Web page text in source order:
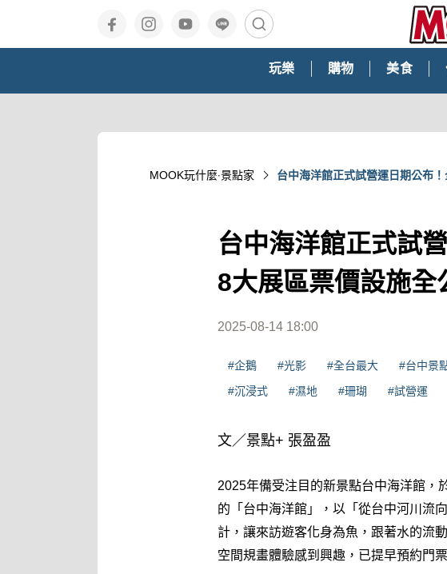
玩樂 購物 美食
MOOK玩什麼‧景點家 台中海洋館正式試營運日期公布
台中海洋館正式試
8大展區票價設施全
2025-08-14 18:00
#企鵝 #光影 #全台最大 #台中景
#沉浸式
#濕地 #珊瑚 #試營運
文／景點+ 張盈盈
2025年備受注目的新景點台中海洋館，
的「台中海洋館」，以「從台中河川流
計，讓來訪遊客化身為魚，跟著水的流
空間規畫體驗感到興趣，已提早預約門